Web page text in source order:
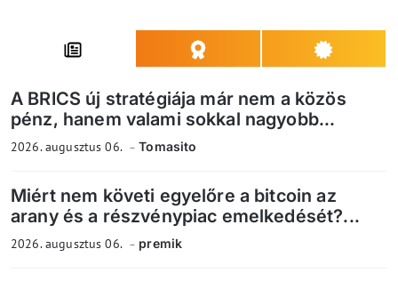
A BRICS új stratégiája már nem a közös
pénz, hanem valami sokkal nagyobb...
2026. augusztus 06. Tomasito
Miért nem követi egyelőre a bitcoin az
arany és a részvénypiac emelkedését?...
2026. augusztus 06. premik